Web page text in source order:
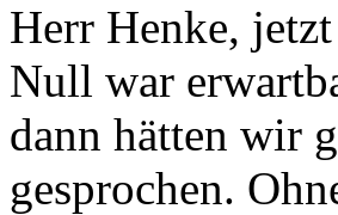
Herr Henke,
Null war
dann hätten wir
gesprochen.